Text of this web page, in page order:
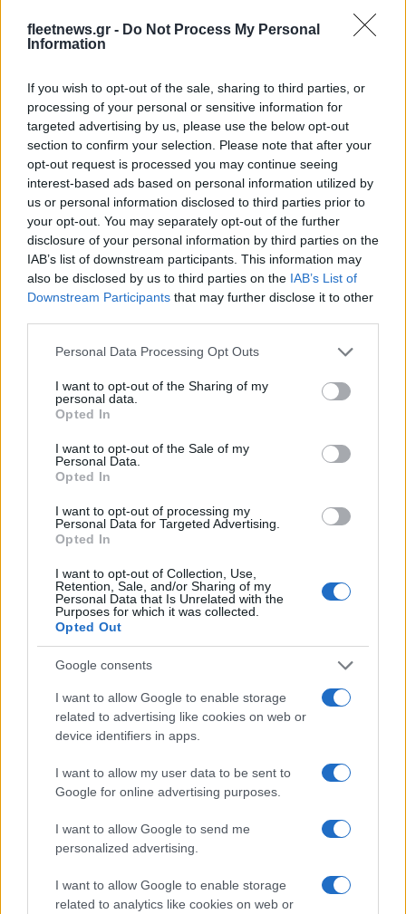
fleetnews.gr - Do Not Process My Personal
Information
If you wish to opt-out of the sale, sharing to third parties, or
processing of your personal or sensitive information for
targeted advertising by us, please use the below opt-out
section to confirm your selection. Please note that after your
opt-out request is processed you may continue seeing
interest-based ads based on personal information utilized by
us or personal information disclosed to third parties prior to
your opt-out. You may separately opt-out of the further
disclosure of your personal information by third parties on the
IAB’s list of downstream participants. This information may
also be disclosed by us to third parties on the IAB’s List of
Downstream Participants that may further disclose it to other
Please note that this website/app uses one or more Google
not limited to your visit or usage behaviour. You may click to
grant or deny consent to Google and its third-party tags to
use your data for below specified purposes in below Google
consent section.
Personal Data Processing Opt Outs
I want to opt-out of the Sharing of my
personal data.
Opted In
I want to opt-out of the Sale of my
Personal Data.
Opted In
I want to opt-out of processing my
Personal Data for Targeted Advertising.
Opted In
I want to opt-out of Collection, Use,
Retention, Sale, and/or Sharing of my
Personal Data that Is Unrelated with the
Purposes for which it was collected.
Opted Out
Google consents
I want to allow Google to enable storage
related to advertising like cookies on web or
device identifiers in apps.
I want to allow my user data to be sent to
Google for online advertising purposes.
I want to allow Google to send me
personalized advertising.
I want to allow Google to enable storage
related to analytics like cookies on web or
8 του Ευρωμπάσκετ (live
stream)
συμμετοχή και ο Ρόις
Γουάιτ!
Ελληνική Αναπτυξιακή Τράπεζα: Με «προίκα» 2 δισ. ευρώ
ανοίγει δρόμο για δάνεια έως 5 δισ. σε μικρομεσαίες
Β.Σ. Καρούλιας: Τζίρος 98,7
κερδών 57% - Τα νέα
στοιχήματα σε low & non
alcohol
Deloitte Ελλάδος:
σύμβουλος της ΔΕΗ για την
είσοδο στην πολωνική
Η Chery επενδύει 75 εκατ. δολάρια στην KG Mobility
Το FIAT 500 Hybrid τώρα
Ατρόμητος και Novibet
συνεχίζουν μαζί: Ανανέωση
18η συνεχόμενη χρονιά για τον ΟΤΕ στη διεθνή σειρά